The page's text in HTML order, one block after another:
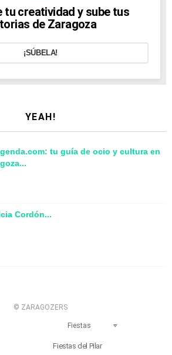
tu creatividad y sube tus
de Zaragoza
¡SÚBELA!
YEAH!
tu guía de ocio y cultura en
Cordón...
© ZARAGOZERS
Fiestas
Fiestas del Pilar